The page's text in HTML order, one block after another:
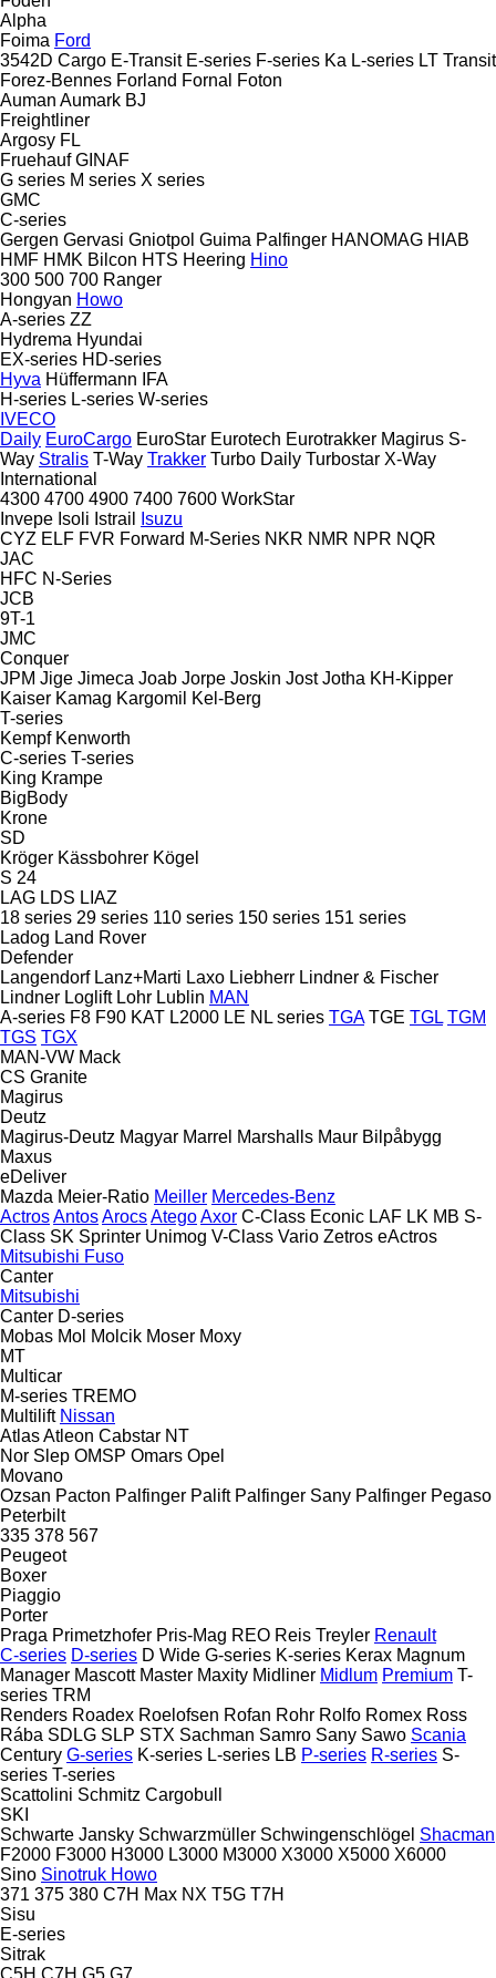
Alpha
Foima Ford
3542D Cargo E-Transit E-series F-series Ka L-series LT Transit
Forez-Bennes Forland Fornal
Foton
Auman Aumark BJ
Freightliner
Argosy FL
Fruehauf GINAF
G series M series X series
GMC
C-series
Gergen Gervasi Gniotpol Guima Palfinger HANOMAG HIAB
HMF HMK Bilcon HTS Heering Hino
300 500 700 Ranger
Hongyan Howo
A-series ZZ
Hydrema Hyundai
EX-series HD-series
Hyva Hüffermann
IFA
H-series L-series W-series
IVECO
Daily EuroCargo EuroStar Eurotech Eurotrakker Magirus S-
Way Stralis T-Way Trakker Turbo Daily Turbostar X-Way
International
4300 4700 4900 7400 7600 WorkStar
Invepe Isoli Istrail
Isuzu
CYZ ELF FVR Forward M-Series NKR NMR NPR NQR
JAC
HFC N-Series
JCB
9T-1
JMC
Conquer
JPM Jige Jimeca Joab Jorpe Joskin Jost Jotha KH-Kipper
Kaiser Kamag Kargomil
Kel-Berg
T-series
Kempf Kenworth
C-series T-series
King Krampe
BigBody
Krone
SD
Kröger Kässbohrer Kögel
S 24
LAG LDS LIAZ
18 series 29 series 110 series 150 series 151 series
Ladog Land Rover
Defender
Langendorf Lanz+Marti Laxo Liebherr Lindner & Fischer
Lindner Loglift Lohr Lublin MAN
A-series F8 F90 KAT L2000 LE NL series TGA TGE TGL TGM
TGS TGX
MAN-VW Mack
CS Granite
Magirus
Deutz
Magirus-Deutz Magyar Marrel Marshalls Maur Bilpåbygg
Maxus
eDeliver
Mazda Meier-Ratio Meiller Mercedes-Benz
ActrosAntosArocsAtegoAxor C-Class Econic LAF LK MB S-
Class SK Sprinter Unimog V-Class Vario Zetros eActros
Mitsubishi Fuso
Canter
Mitsubishi
Canter D-series
Mobas Mol Molcik Moser Moxy
MT
Multicar
M-series TREMO
Multilift Nissan
AtlasAtleon Cabstar NT
Nor Slep OMSP Omars Opel
Movano
Ozsan Pacton Palfinger Palift Palfinger Sany Palfinger Pegaso
Peterbilt
335 378 567
Peugeot
Boxer
Piaggio
Porter
Praga Primetzhofer Pris-Mag REO Reis Treyler Renault
C-series D-series D Wide G-series K-series Kerax Magnum
Manager Mascott Master Maxity Midliner Midlum Premium T-
series TRM
Renders Roadex Roelofsen Rofan Rohr Rolfo Romex Ross
Rába SDLG SLP STX Sachman Samro Sany Sawo Scania
Century G-series K-series L-series LB P-series R-series S-
series T-series
Scattolini Schmitz Cargobull
SKI
Schwarte Jansky Schwarzmüller Schwingenschlögel Shacman
F2000 F3000 H3000 L3000 M3000 X3000 X5000 X6000
Sino Sinotruk Howo
371 375 380 C7H Max NX T5G T7H
Sisu
E-series
Sitrak
C5H C7H G5 G7